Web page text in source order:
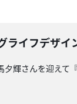
イフデザイ
輝さんを迎え